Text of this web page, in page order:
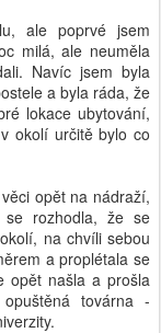
ale poprvé jsem
milá, ale neuměla
Navíc jsem byla
a byla ráda, že
lokace ubytování,
okolí určitě bylo co
opět na nádraží,
se rozhodla, že se
na chvíli sebou
a proplétala se
opět našla a prošla
továrna -